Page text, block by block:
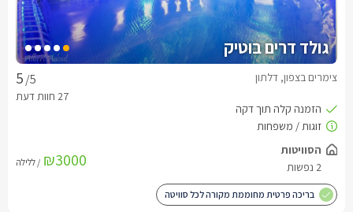
גולד דרים בוטיק
/5 צימרים בצפון, דלתון
הסוויטות
2 נפשות
₪3000 / ללילה
בריכה פרטית מחוממת מקורה לכל סוויטה